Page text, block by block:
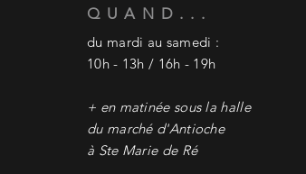
QUAND...
du mardi au samedi :
10h - 13h / 16h - 19h
+ en matinée sous la halle
du marché d'Antioche
à Ste Marie de Ré